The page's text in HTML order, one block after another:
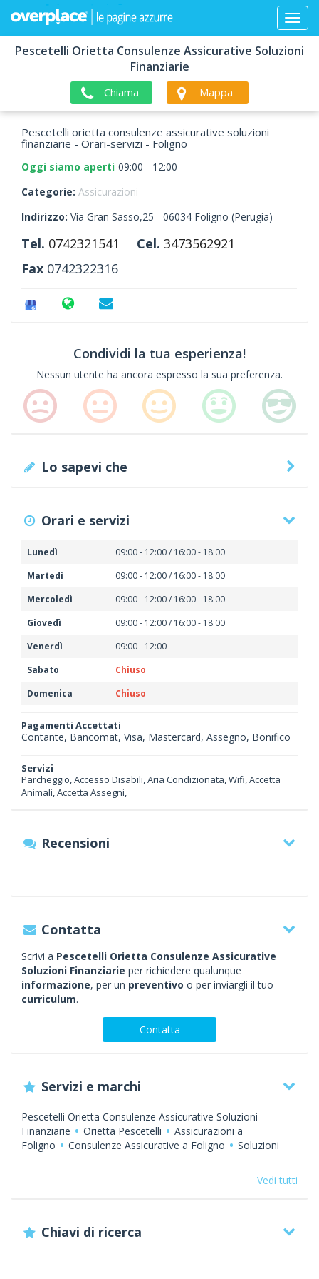
Pescetelli Orietta Consulenze Assicurative Soluzioni
Finanziarie
Chiama Mappa
Pescetelli orietta consulenze assicurative soluzioni
finanziarie - Orari-servizi - Foligno
Oggi siamo aperti 09:00 - 12:00
Categorie: Assicurazioni
Indirizzo: Via Gran Sasso,25 - 06034 Foligno (Perugia)
Tel. 0742321541 Cel. 3473562921
Fax 0742322316
Condividi la tua esperienza!
Nessun utente ha ancora espresso la sua preferenza.
Lo sapevi che
Orari e servizi
Lunedì
09:00 - 12:00 / 16:00 - 18:00
Martedì
09:00 - 12:00 / 16:00 - 18:00
Mercoledì
09:00 - 12:00 / 16:00 - 18:00
Giovedì
09:00 - 12:00 / 16:00 - 18:00
Venerdì
09:00 - 12:00
Sabato
Chiuso
Domenica
Chiuso
Pagamenti Accettati
Contante, Bancomat, Visa, Mastercard, Assegno, Bonifico
Servizi
Parcheggio, Accesso Disabili, Aria Condizionata, Wifi, Accetta
Animali, Accetta Assegni,
Recensioni
Contatta
Scrivi a Pescetelli Orietta Consulenze Assicurative
Soluzioni Finanziarie per richiedere qualunque
informazione, per un preventivo o per inviargli il tuo
curriculum.
Contatta
Servizi e marchi
Pescetelli Orietta Consulenze Assicurative Soluzioni
Finanziarie
Orietta Pescetelli
Assicurazioni a
Foligno
Consulenze Assicurative a Foligno
Soluzioni
Promotore Finanziario a
Foligno
Assicurazioni Natanti a Foligno
Vedi tutti
Chiavi di ricerca